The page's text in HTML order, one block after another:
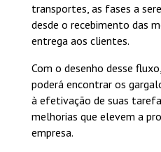
transportes, as fases a
desde o recebimento das
entrega aos clientes.
Com o desenho desse
poderá encontrar os
à efetivação de suas
melhorias que elevem a
empresa.